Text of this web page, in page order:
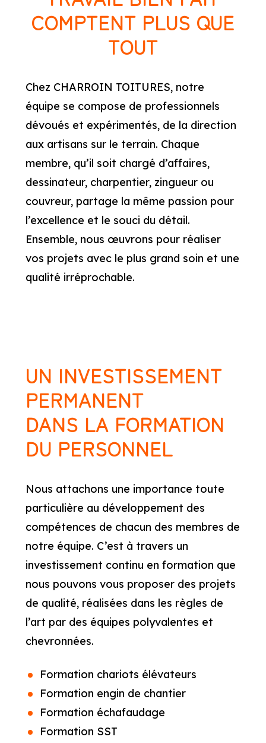
COMPTENT PLUS QUE
TOUT
Chez CHARROIN TOITURES, notre
équipe se compose de professionnels
dévoués et expérimentés, de la direction
aux artisans sur le terrain. Chaque
membre, qu’il soit chargé d’affaires,
dessinateur, charpentier, zingueur ou
couvreur, partage la même passion pour
l’excellence et le souci du détail.
Ensemble, nous œuvrons pour réaliser
vos projets avec le plus grand soin et une
qualité irréprochable.
UN INVESTISSEMENT
PERMANENT
DANS LA FORMATION
DU PERSONNEL
Nous attachons une importance toute
particulière au développement des
compétences de chacun des membres de
notre équipe. C’est à travers un
investissement continu en formation que
nous pouvons vous proposer des projets
de qualité, réalisées dans les règles de
l’art par des équipes polyvalentes et
chevronnées.
Formation chariots élévateurs
Formation engin de chantier
Formation échafaudage
Formation SST